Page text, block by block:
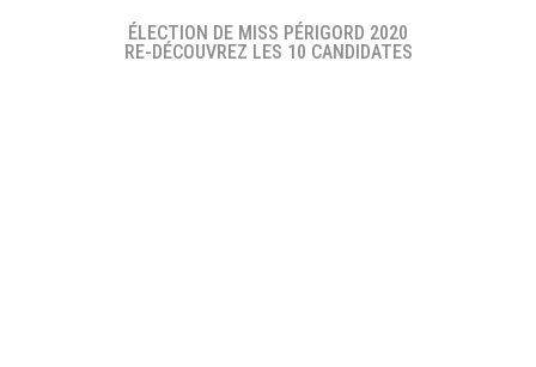
ÉLECTION DE MISS PÉRIGORD 2020
RE-DÉCOUVREZ LES 10 CANDIDATES